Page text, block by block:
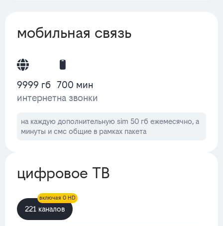
мобильная связь
9999 гб
интернет
700 мин
на звонки
на каждую дополнительную sim 50 гб ежемесячно, а
минуты и смс общие в рамках пакета
цифровое ТВ
221 каналов
включая 0 HD